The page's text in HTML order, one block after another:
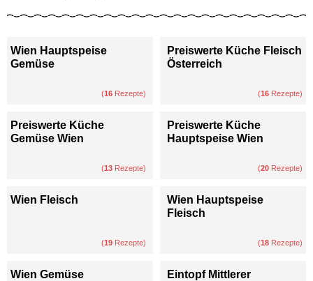
Wien Hauptspeise
Gemüse
(16 Rezepte)
Preiswerte Küche Fleisch
Österreich
(16 Rezepte)
Preiswerte Küche
Gemüse Wien
(13 Rezepte)
Preiswerte Küche
Hauptspeise Wien
(20 Rezepte)
Wien Fleisch
(19 Rezepte)
Wien Hauptspeise
Fleisch
(18 Rezepte)
Wien Gemüse Eintopf Mittlerer